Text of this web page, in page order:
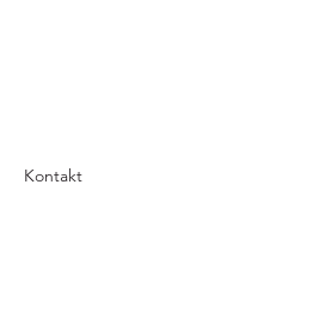
Kontakt